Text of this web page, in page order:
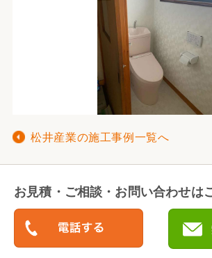
松井産業の施工事例一覧へ
お見積・ご相談・お問い合わせは